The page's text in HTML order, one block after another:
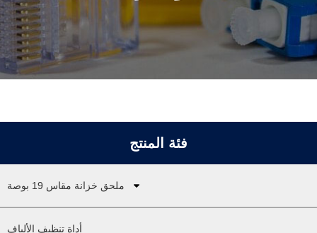
فئة المنتج
ملحق خزانة مقاس 19 بوصة
أداة تنظيف الألياف